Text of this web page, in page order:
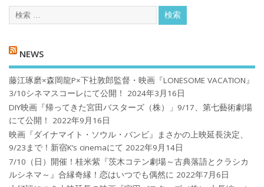
NEWS
藤江琢磨×森岡龍P×下社敦郎監督・映画『LONESOME VACATION』
3/10シネマスコーレにて公開！
2024年3月16日
DIY映画『帰ってきた宮田バスターズ（株）」9/17、第七藝術劇場
にて公開！
2022年9月16日
映画『ダイナマイト・ソウル・バンビ』まさかの上映延長決定、
9/23まで！新宿K’s cinemaにて 2022年9月14日
7/10（日）開催！桂米紫『茨木コテン劇場～古典落語とクラシカ
ルシネマ～』合縁奇縁！恋はいつでも偶然に 2022年7月6日